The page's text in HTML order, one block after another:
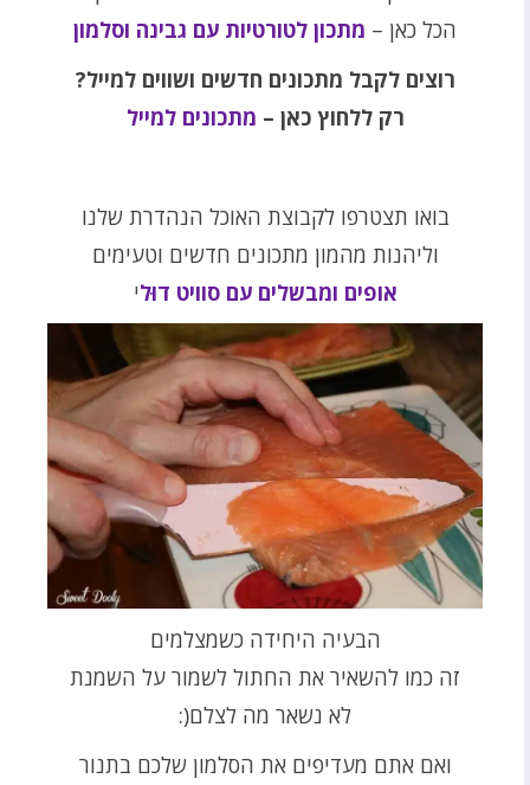
הכל כאן – מתכון לטורטיות עם גבינה וסלמון
רוצים לקבל מתכונים חדשים ושווים למייל?
רק ללחוץ כאן – מתכונים למייל
בואו תצטרפו לקבוצת האוכל הנהדרת שלנו
וליהנות מהמון מתכונים חדשים וטעימים
אופים ומבשלים עם סוויט דוּלי
הבעיה היחידה כשמצלמים
זה כמו להשאיר את החתול לשמור על השמנת
לא נשאר מה לצלם(:
ואם אתם מעדיפים את הסלמון שלכם בתנור